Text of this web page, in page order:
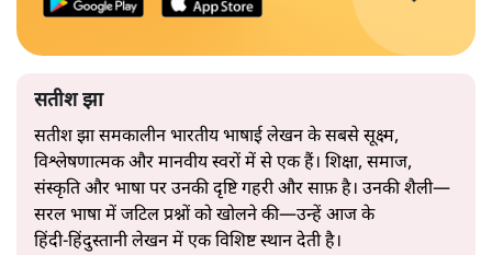
सतीश झा
सतीश झा समकालीन भारतीय भाषाई लेखन के सबसे सूक्ष्म,
विश्लेषणात्मक और मानवीय स्वरों में से एक हैं। शिक्षा, समाज,
संस्कृति और भाषा पर उनकी दृष्टि गहरी और साफ़ है। उनकी शैली—
सरल भाषा में जटिल प्रश्नों को खोलने की—उन्हें आज के
हिंदी‑हिंदुस्तानी लेखन में एक विशिष्ट स्थान देती है।